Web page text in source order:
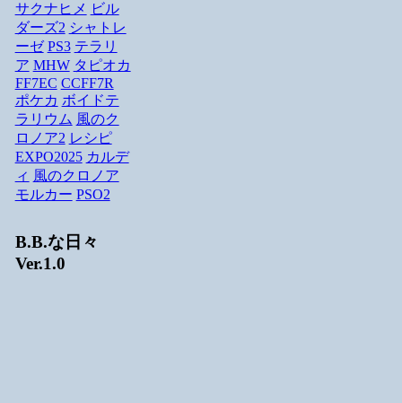
サクナヒメ ビル
ダーズ2 シャトレ
ーゼ PS3 テラリ
ア MHW タピオカ
FF7EC CCFF7R
ポケカ ボイドテ
ラリウム 風のク
ロノア2 レシピ
EXPO2025 カルデ
ィ 風のクロノア
モルカー PSO2
B.B.な日々
Ver.1.0